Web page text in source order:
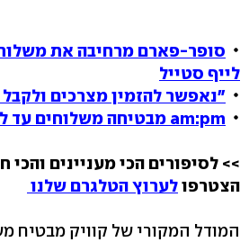
סופר-פארם מרחיבה את
לייף סטייל
"נאפשר להזמין מצרכים
am:pm מבטיחה משלוחים עד לחוף הים
>> לסיפורים הכי מעניינים והכי
הצטרפולערוץ הטלגרם שלנו
המודל המקורי של קוויק מבטיח